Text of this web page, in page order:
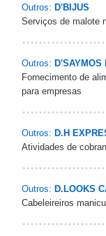
Outros: D'BIJUS
Serviços de malote
Outros: D'SAYMOS
Fornecimento de
para empresas
Outros: D.H
Atividades de
Outros: D.LOOKS
Cabeleireiros